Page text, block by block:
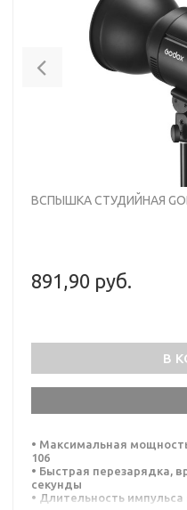
Previous
ВСПЫШКА СТУДИЙНАЯ
891,90 руб.
В
• Максимальная
106
• Быстрая перезарядка,
секунды
• Длительность